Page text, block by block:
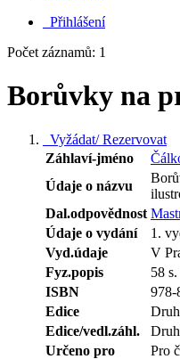
Přihlášení
Počet záznamů: 1
Borůvky na
Vyžádat/ Rezervovat
Záhlaví-jméno
Údaje o názvu
Dal.odpovědnost
Údaje o vydání
1.
Vyd.údaje
V
Fyz.popis
58
ISBN
978-
Edice
Edice/vedl.záhl.
Určeno pro
Pro